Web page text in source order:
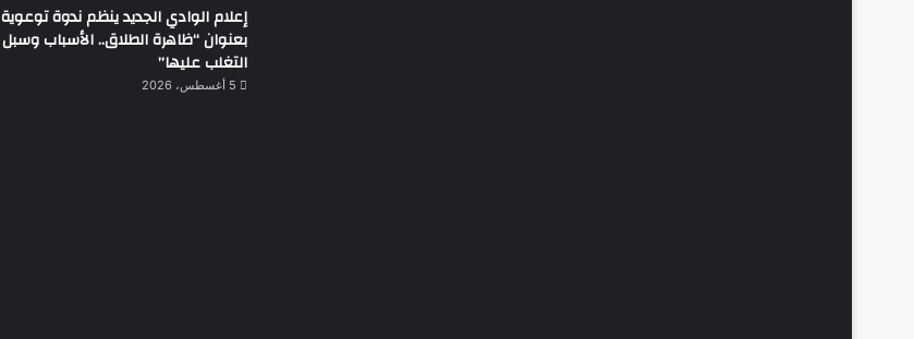
إعلام الوادي الجديد ينظم ندوة توعوية
بعنوان “ظاهرة الطلاق.. الأسباب وسبل
التغلب عليها”
5 أغسطس، 2026